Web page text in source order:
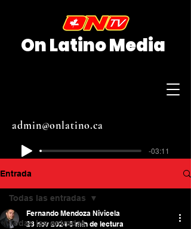
On Latino Media
admin@onlatino.ca
-03:11
Entrada
Todas las entradas
Todas las entradas
Fernando Mendoza Nivicela
23 nov 2024 3 min de lectura